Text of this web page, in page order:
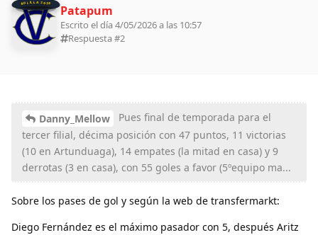
BOLILLA 2026 Patapum
Escrito el día 4/05/2026 a las 10:57
Respuesta #2
Danny_Mellow
Pues final de temporada para el
tercer filial, décima posición con 47 puntos, 11 victorias
(10 en Artunduaga), 14 empates (la mitad en casa) y 9
derrotas (3 en casa), con 55 goles a favor (5ºequipo ma...
Sobre los pases de gol y según la web de transfermarkt:
Diego Fernández es el máximo pasador con 5, después Aritz